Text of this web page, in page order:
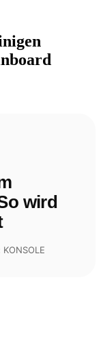
wird
KONSOLE